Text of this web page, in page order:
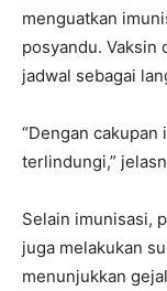
menguatkan
posyandu. Vaksin
jadwal sebagai
“Dengan
terlindungi,”
Selain imunisasi,
juga melakukan
menunjukkan